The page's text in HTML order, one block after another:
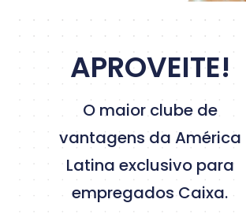
APROVEITE!
O maior clube de
vantagens da América
Latina exclusivo para
empregados Caixa.